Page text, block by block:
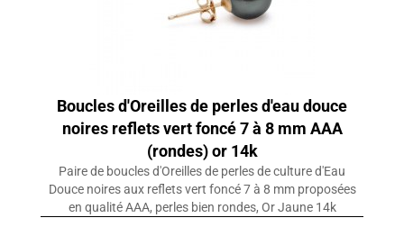
Boucles d'Oreilles de perles d'eau douce
noires reflets vert foncé 7 à 8 mm AAA
(rondes) or 14k
Paire de boucles d'Oreilles de perles de culture d'Eau
Douce noires aux reflets vert foncé 7 à 8 mm proposées
en qualité AAA, perles bien rondes, Or Jaune 14k